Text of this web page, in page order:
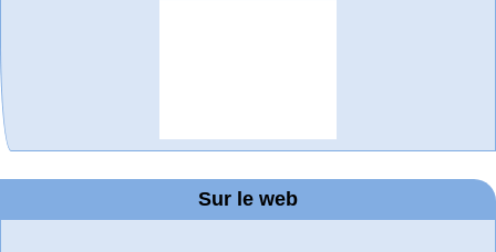
Wolfram
Education Portal
TED Talks
Arts-Scènes
Wolfram
Demonstrations
Project. College
Physics
Wolfram
Mathematica
Tutorial
Collection
La société 2018
expliquée à mon
grand-père
Online math
practice and
lessons
WolframTones :
Generate a
Composition
Wolfram web
resources
Sur le web